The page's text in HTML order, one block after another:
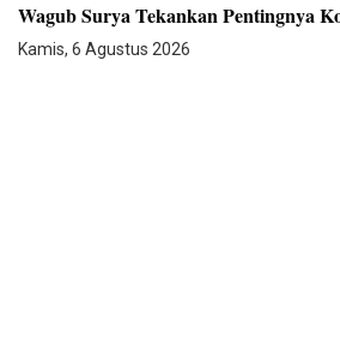
Wagub Surya Tekankan Pentingnya
Kamis, 6 Agustus 2026